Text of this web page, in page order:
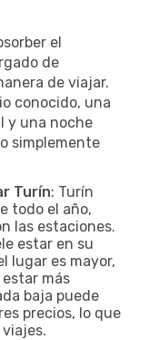
el
de
de viajar.
conocido, una
y una noche
simplemente
Turín: Turín
todo el año,
las estaciones.
estar en su
lugar es mayor,
más
baja puede
precios, lo que